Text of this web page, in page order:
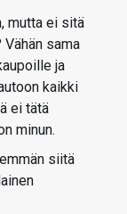
mutta ei sitä
sama
ja
kaikki
ei tätä
minun.
siitä